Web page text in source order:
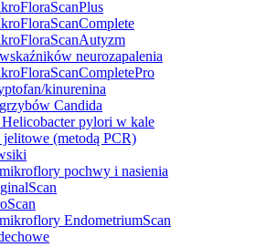
neurozapalenia
kinurenina
Candida
pylori w kale
jelitowe (metodą PCR)
pochwy i nasienia
EndometriumScan